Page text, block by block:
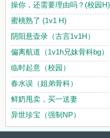
操你，还需要理由吗？(校园H)
蜜桃熟了 (1v1 H)
阴阳悬壶录（古言1v1H）
偏离航道（1v1h兄妹骨科bg）
临时起意（校园）
春水误（姐弟骨科）
鲜奶甩卖，买一送妻
异世珍宝（强制NP）